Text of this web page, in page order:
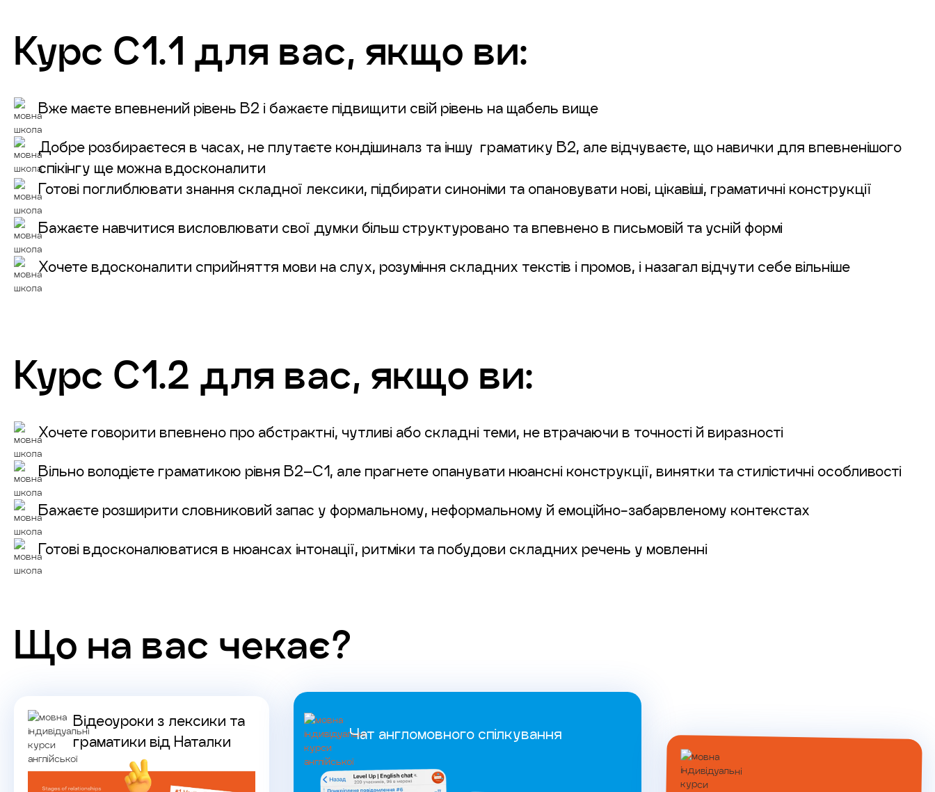
Курс C1.1 для вас, якщо ви:
Вже маєте впевнений рівень B2 і бажаєте підвищити свій рівень на щабель вище
Добре розбираєтеся в часах, не плутаєте кондішиналз та іншу граматику B2, але відчуваєте, що навички для впевненішого
спікінгу ще можна вдосконалити
Готові поглиблювати знання складної лексики, підбирати синоніми та опановувати нові, цікавіші, граматичні конструкції
Бажаєте навчитися висловлювати свої думки більш структуровано та впевнено в письмовій та усній формі
Хочете вдосконалити сприйняття мови на слух, розуміння складних текстів і промов, і назагал відчути себе вільніше
Курс C1.2 для вас, якщо ви:
Хочете говорити впевнено про абстрактні, чутливі або складні теми, не втрачаючи в точності й виразності
Вільно володієте граматикою рівня B2–C1, але прагнете опанувати нюансні конструкції, винятки та стилістичні особливості
Бажаєте розширити словниковий запас у формальному, неформальному й емоційно-забарвленому контекстах
Готові вдосконалюватися в нюансах інтонації, ритміки та побудови складних речень у мовленні
Що на вас чекає?
Відеоуроки з лексики та
граматики від Наталки
Чат англомовного спілкування